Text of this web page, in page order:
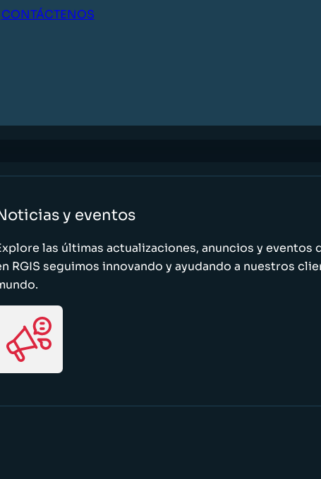
CONTÁCTENOS
y eventos
las últimas actualizaciones, anuncios y eventos
RGIS seguimos innovando y ayudando a nuestros